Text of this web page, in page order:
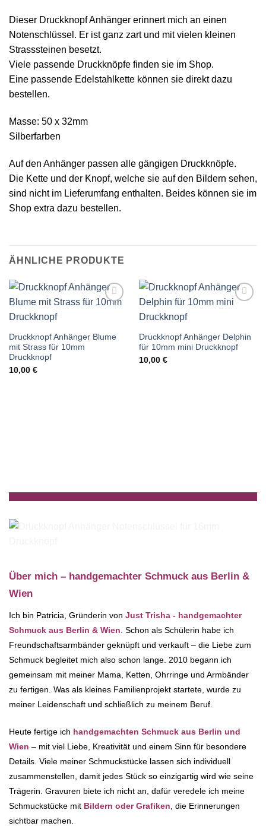
Dieser Druckknopf Anhänger erinnert mich an einen
Notenschlüssel. Er ist ganz zart und mit vielen kleinen
Strasssteinen besetzt.
Viele passende Druckknöpfe finden sie im Shop.
Eine passende Edelstahlkette können sie direkt dazu
bestellen.
Masse: 50 x 32mm
Silberfarben
Auf den Anhänger passen alle gängigen Druckknöpfe.
Die Kette und der Knopf, welche sie auf den Bildern sehen,
sind nicht im Lieferumfang enthalten. Beides können sie im
Shop extra dazu bestellen.
ÄHNLICHE PRODUKTE
Druckknopf Anhänger Blume
mit Strass für 10mm
Druckknopf
10,00 €
Druckknopf Anhänger Delphin
für 10mm mini Druckknopf
10,00 €
Über mich – handgemachter Schmuck aus Berlin &
Wien
Ich bin Patricia, Gründerin von Just Trisha - handgemachter
Schmuck aus Berlin & Wien . Schon als Schülerin habe ich
Freundschaftsarmbänder geknüpft und verkauft – die Liebe zum
Schmuck begleitet mich also schon lange. 2010 begann ich
gemeinsam mit meiner Mama, Ketten, Ohrringe und Armbänder
zu fertigen. Was als kleines Familienprojekt startete, wurde zu
meiner Leidenschaft und schließlich zu meinem Beruf.
Heute fertige ich handgemachten Schmuck aus Berlin und
Wien – mit viel Liebe, Kreativität und einem Sinn für besondere
Details. Viele meiner Schmuckstücke lassen sich individuell
zusammenstellen, damit jedes Stück so einzigartig wird wie seine
Trägerin. Gravuren biete ich nicht an, dafür veredele ich meine
Schmuckstücke mit Bildern oder Grafiken , die Erinnerungen
sichtbar machen.